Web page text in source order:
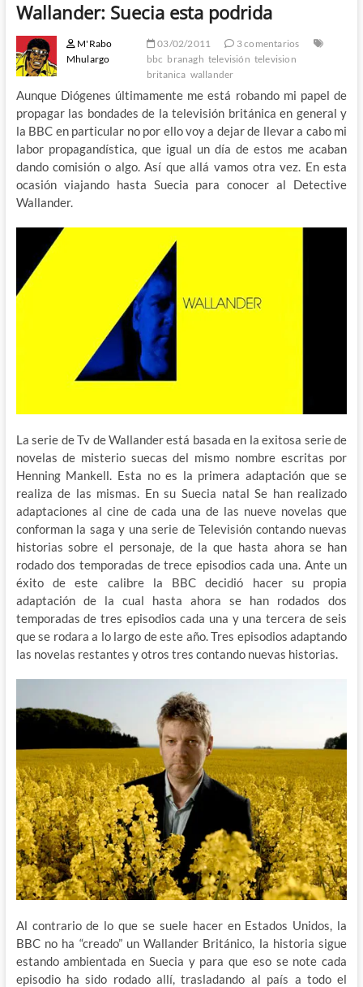
Wallander: Suecia esta podrida
M'Rabo
Mhulargo
03/02/2011
3 comentarios
bbc branagh televisión television
britanica wallander
Aunque Diógenes últimamente me está robando mi papel de
propagar las bondades de la televisión británica en general y
la BBC en particular no por ello voy a dejar de llevar a cabo mi
labor propagandística, que igual un día de estos me acaban
dando comisión o algo. Así que allá vamos otra vez. En esta
ocasión viajando hasta Suecia para conocer al Detective
Wallander.
La serie de Tv de Wallander está basada en la exitosa serie de
novelas de misterio suecas del mismo nombre escritas por
Henning Mankell. Esta no es la primera adaptación que se
realiza de las mismas. En su Suecia natal Se han realizado
adaptaciones al cine de cada una de las nueve novelas que
conforman la saga y una serie de Televisión contando nuevas
historias sobre el personaje, de la que hasta ahora se han
rodado dos temporadas de trece episodios cada una. Ante un
éxito de este calibre la BBC decidió hacer su propia
adaptación de la cual hasta ahora se han rodados dos
temporadas de tres episodios cada una y una tercera de seis
que se rodara a lo largo de este año. Tres episodios adaptando
las novelas restantes y otros tres contando nuevas historias.
Al contrario de lo que se suele hacer en Estados Unidos, la
BBC no ha “creado” un Wallander Británico, la historia sigue
estando ambientada en Suecia y para que eso se note cada
episodio ha sido rodado allí, trasladando al país a todo el